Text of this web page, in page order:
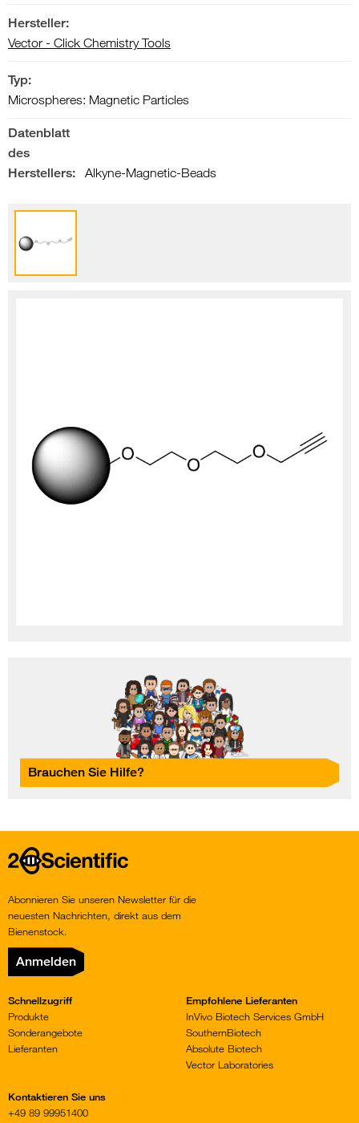
Hersteller:
Vector - Click Chemistry Tools
Typ:
Microspheres: Magnetic Particles
Datenblatt
des
Herstellers:
Alkyne-Magnetic-Beads
Brauchen Sie Hilfe?
Home
Abonnieren Sie unseren Newsletter für die
neuesten Nachrichten, direkt aus dem
Bienenstock.
Anmelden
Schnellzugriff
Produkte
Sonderangebote
Lieferanten
Empfohlene Lieferanten
InVivo Biotech Services GmbH
SouthernBiotech
Absolute Biotech
Vector Laboratories
Kontaktieren Sie uns
+49 89 99951400